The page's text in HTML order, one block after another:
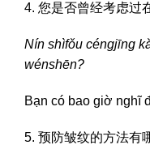
4. 您是否曾经考虑过
Nín shìfǒu céngjīng
wénshēn?
Bạn có bao giờ nghĩ
5. 预防皱纹的方法有